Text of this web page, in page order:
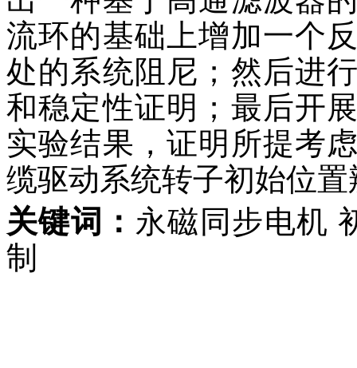
流环的基础上增加一个
处的系统阻尼；然后进
和稳定性证明；最后开
实验结果，证明所提考
缆驱动系统转子初始位
关键词： 永磁同步电机
制